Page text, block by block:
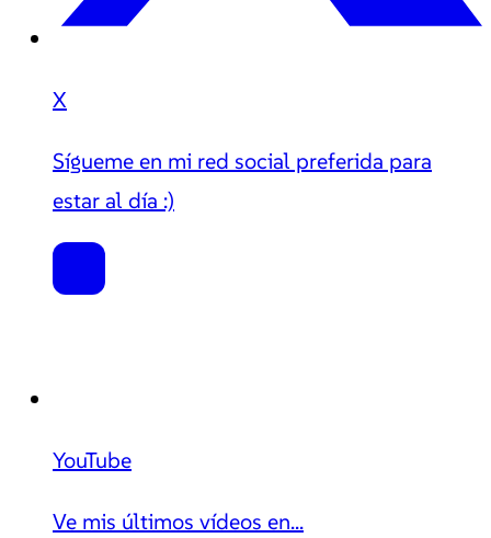
X
Sígueme en mi red social preferida para
estar al día :)
YouTube
Ve mis últimos vídeos en...